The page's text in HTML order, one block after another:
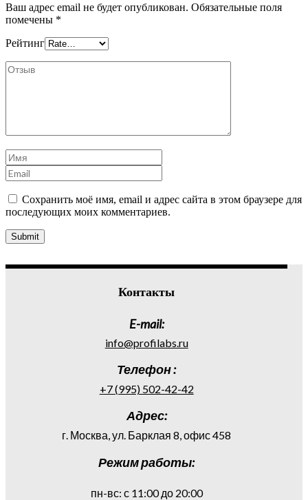
Ваш адрес email не будет опубликован. Обязательные поля
помечены *
Рейтинг
Сохранить моё имя, email и адрес сайта в этом браузере для
последующих моих комментариев.
Контакты
E-mail:
info@profilabs.ru
Телефон :
+7 (995) 502-42-42
Адрес:
г. Москва, ул. Барклая 8, офис 458
Режим работы:
пн-вс: с 11:00 до 20:00